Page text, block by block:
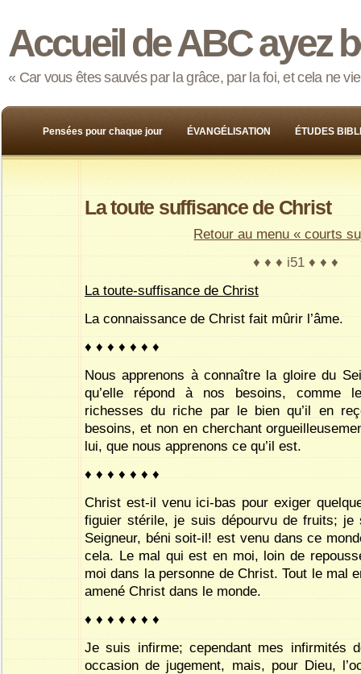
Accueil de ABC ayez
« Car vous êtes sauvés par la grâce, par la foi, et cela ne
Pensées pour chaque jour ÉVANGÉLISATION ÉTUDES
La toute suffisance de Christ
Retour au menu « courts
♦ ♦ ♦ i51 ♦ ♦ ♦
La toute-suffisance de Christ
La connaissance de Christ fait mûrir l’âme.
♦ ♦ ♦ ♦ ♦ ♦ ♦
Nous apprenons à connaître la gloire du
qu’elle répond à nos besoins, comme
richesses du riche par le bien qu’il en
besoins, et non en cherchant
lui, que nous apprenons ce qu’il est.
♦ ♦ ♦ ♦ ♦ ♦ ♦
Christ est-il venu ici-bas pour exiger
figuier stérile, je suis dépourvu de fruits; je
Seigneur, béni soit-il! est venu dans ce
cela. Le mal qui est en moi, loin de
moi dans la personne de Christ. Tout le mal
amené Christ dans le monde.
♦ ♦ ♦ ♦ ♦ ♦ ♦
Je suis infirme; cependant mes infirmités
occasion de jugement, mais, pour Dieu,